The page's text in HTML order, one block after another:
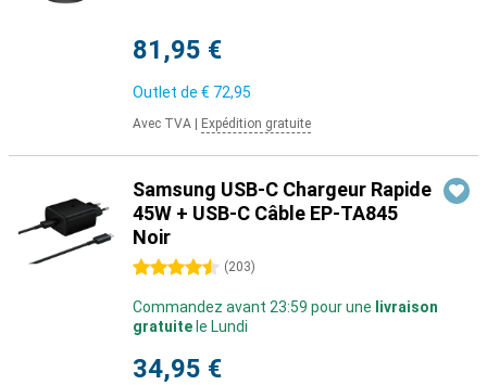
81,95 €
Outlet de € 72,95
Avec TVA Expédition gratuite
Samsung USB-C Chargeur Rapide
45W + USB-C Câble EP-TA845
Noir
4.5 étoiles (203)
Commandez avant 23:59 pour une livraison
gratuite le Lundi
34,95 €